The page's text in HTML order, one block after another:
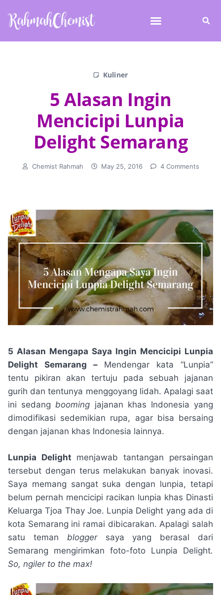
Kuliner
5 Alasan Ingin
Mencicipi Lunpia
Delight Semarang
Chemist Rahmah May 25, 2016 4 Comments
5 Alasan Mengapa Saya Ingin Mencicipi Lunpia
Delight Semarang – Mendengar kata “Lunpia”
tentu pikiran akan tertuju pada sebuah jajanan
gurih dan tentunya menggoyang lidah. Apalagi saat
ini sedangbooming jajanan khas Indonesia yang
dimodifikasi sedemikian rupa, agar bisa bersaing
dengan jajanan khas Indonesia lainnya.
Lunpia Delight menjawab tantangan persaingan
tersebut dengan terus melakukan banyak inovasi.
Saya memang sangat suka dengan lunpia, tetapi
belum pernah mencicipi racikan lunpia khas Dinasti
Keluarga Tjoa Thay Joe. Lunpia Delight yang ada di
kota Semarang ini ramai dibicarakan. Apalagi salah
satu teman blogger saya yang berasal dari
Semarang mengirimkan foto-foto Lunpia Delight.
So, ngiler to the max!